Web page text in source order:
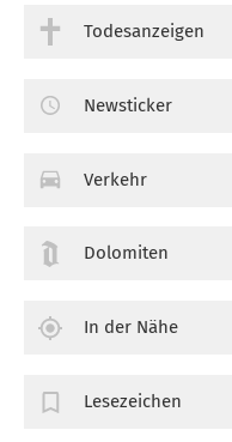
Todesanzeigen
Newsticker
Verkehr
Dolomiten
In der Nähe
Lesezeichen